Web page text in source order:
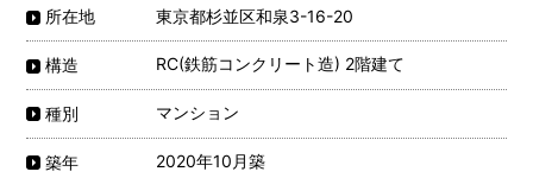
所在地 東京都杉並区和泉3-16-20
構造 RC(鉄筋コンクリート造) 2階建て
種別 マンション
築年 2020年10月築